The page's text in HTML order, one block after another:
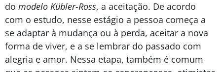
do modelo Kübler-Ross, a aceitação. De acordo
com o estudo, nesse estágio a pessoa começa a
se adaptar à mudança ou à perda, aceitar a nova
forma de viver, e a se lembrar do passado com
alegria e amor. Nessa etapa, também é comum